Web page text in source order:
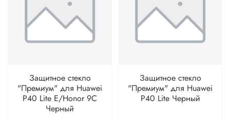
Защитное стекло
"Премиум" для Huawei
P40 Lite E/Honor 9C
Черный
Защитное стекло
"Премиум" для Huawei
P40 Lite Черный